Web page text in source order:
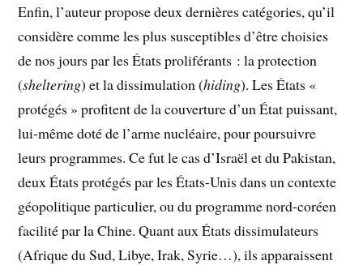
Enfin, l’auteur propose deux dernières catégories, qu’il
considère comme les plus susceptibles d’être choisies
de nos jours par les États proliférants : la protection
(sheltering) et la dissimulation (hiding). Les États «
protégés » profitent de la couverture d’un État puissant,
lui-même doté de l’arme nucléaire, pour poursuivre
leurs programmes. Ce fut le cas d’Israël et du Pakistan,
deux États protégés par les États-Unis dans un contexte
géopolitique particulier, ou du programme nord-coréen
facilité par la Chine. Quant aux États dissimulateurs
(Afrique du Sud, Libye, Irak, Syrie…), ils apparaissent